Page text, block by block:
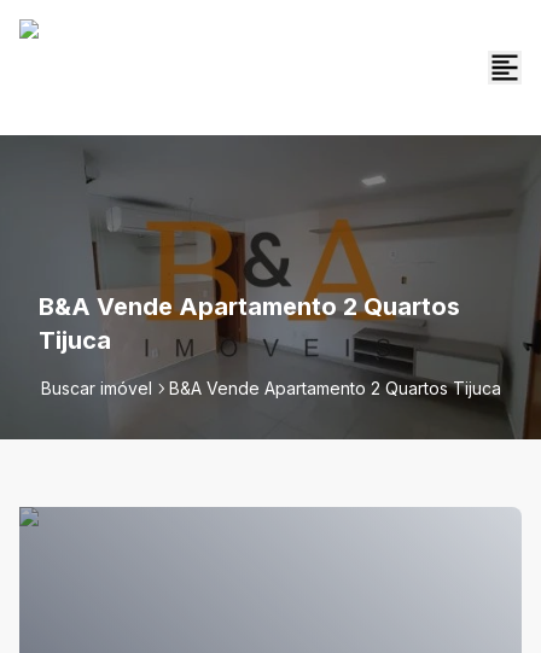
B&A Vende Apartamento 2 Quartos
Tijuca
Buscar imóvel B&A Vende Apartamento 2 Quartos Tijuca